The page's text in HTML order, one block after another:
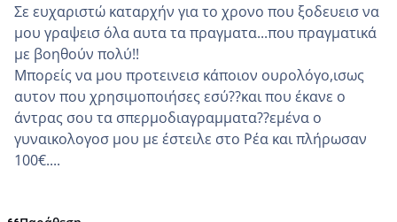
Σε ευχαριστώ καταρχήν για το χρονο που ξοδευεισ να
μου γραψεισ όλα αυτα τα πραγματα...που πραγματικά
με βοηθούν πολύ!!
Μπορείς να μου προτεινεισ κάποιον ουρολόγο,ισως
αυτον που χρησιμοποιήσες εσύ??και που έκανε ο
άντρας σου τα σπερμοδιαγραμματα??εμένα ο
γυναικολογοσ μου με έστειλε στο Ρέα και πλήρωσαν
100€....